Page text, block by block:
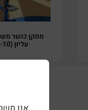
מתקן כושר
עליון (LA-PLIVE-10)